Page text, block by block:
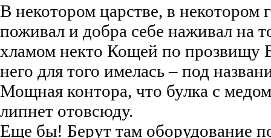
В некотором царстве, в некотором
поживал и добра себе наживал на
хламом некто Кощей по прозвищу
него для того имелась – под
Мощная контора, что булка с
липнет отовсюду.
Еще бы! Берут там оборудование